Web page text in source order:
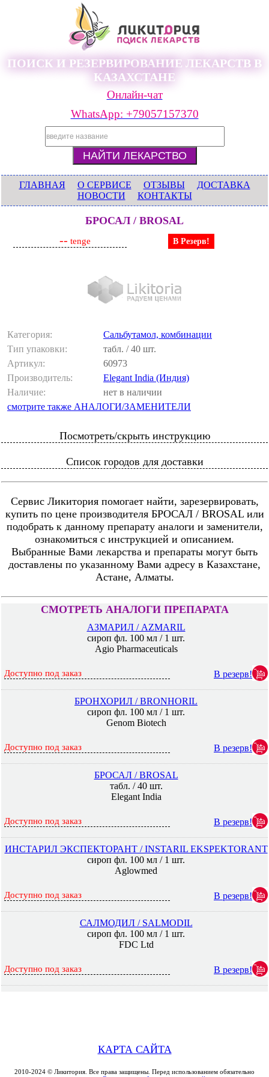
ПОИСК И РЕЗЕРВИРОВАНИЕ ЛЕКАРСТВ В
КАЗАХСТАНЕ
Онлайн-чат
WhatsApp: +79057157370
ГЛАВНАЯ О СЕРВИСЕ ОТЗЫВЫ
ДОСТАВКА
НОВОСТИ
КОНТАКТЫ
БРОСАЛ / BROSAL
-- tenge В Резерв!
Категория:
Сальбутамол, комбинации
Тип упаковки:
табл. / 40 шт.
Артикул:
60973
Производитель:
Elegant India (Индия)
Наличие:
нет в наличии
смотрите также АНАЛОГИ/ЗАМЕНИТЕЛИ
Посмотреть/скрыть инструкцию
Список городов для доставки
Сервис Ликитория помогает найти, зарезервировать,
купить по цене производителя БРОСАЛ / BROSAL или
подобрать к данному препарату аналоги и заменители,
ознакомиться с инструкцией и описанием.
Выбранные Вами лекарства и препараты могут быть
доставлены по указанному Вами адресу в Казахстане,
Астане, Алматы.
СМОТРЕТЬ АНАЛОГИ ПРЕПАРАТА
АЗМАРИЛ / AZMARIL
сироп фл. 100 мл / 1 шт.
Agio Pharmaceuticals
Доступно под заказ В резерв!
БРОНХОРИЛ / BRONHORIL
сироп фл. 100 мл / 1 шт.
Genom Biotech
Доступно под заказ В резерв!
БРОСАЛ / BROSAL
табл. / 40 шт.
Elegant India
Доступно под заказ В резерв!
ИНСТАРИЛ ЭКСПЕКТОРАНТ / INSTARIL EKSPEKTORANT
сироп фл. 100 мл / 1 шт.
Aglowmed
Доступно под заказ В резерв!
САЛМОДИЛ / SALMODIL
сироп фл. 100 мл / 1 шт.
FDC Ltd
Доступно под заказ В резерв!
КАРТА САЙТА
2010-2024 © Ликитория. Все права защищены. Перед использованием обязательно